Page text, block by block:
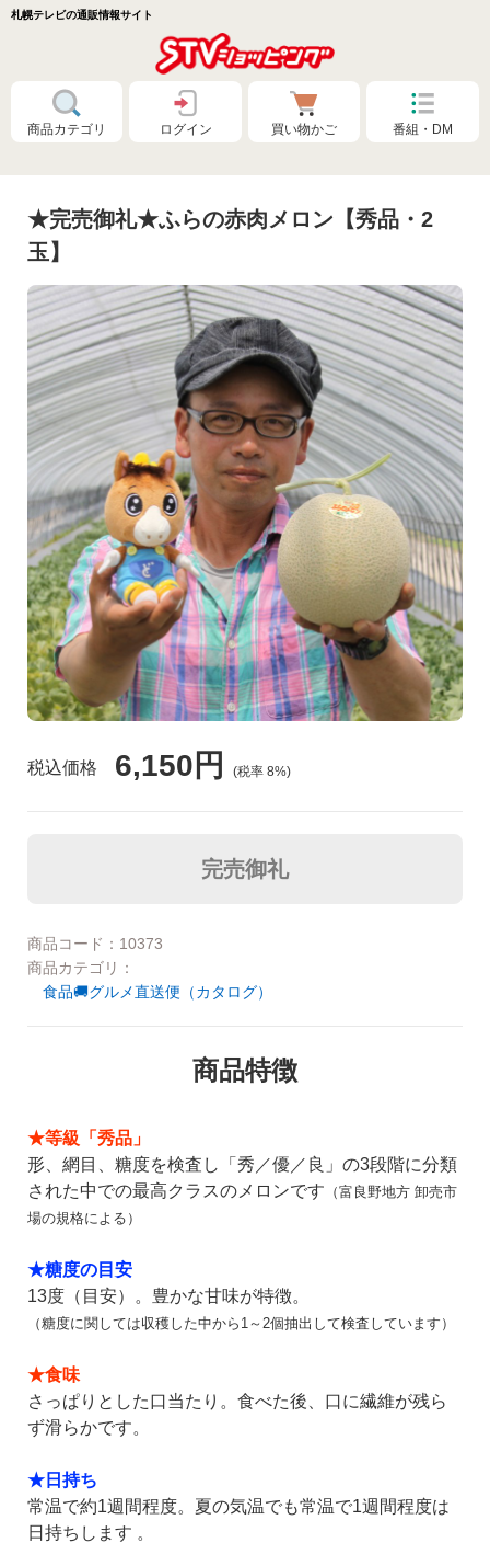
札幌テレビの通販情報サイト
商品カテゴリ
特別価格❗
食品🚚まとめ買いで送料無料（カタログ）
食品🚚グルメ直送便（カタログ）
河村通夫 考案❗（カタログ）
レジェンド松下コーナー
美容 健康
DVD 書籍
ご利用ガイド
お問い合わせ
個人情報の取り扱いについて
よくある質問
ログイン 買い物かご 番組・DM
トクセン❗どさんこ市場
よふかし🌙はやおき どさんこ市場
どさんこ市場（金曜日）
ラジオホームショップ
会社概要
ご利用ガイド
個人情報の取り扱いについて
特定商取引法に基づく表記
よくある質問
カスタマーハラスメントについて
★完売御礼★ふらの赤肉メロン【秀品・2
玉】
税込価格 6,150円 (税率 8%)
完売御礼
商品コード：10373
商品カテゴリ：
食品🚚グルメ直送便（カタログ）
商品特徴
★等級「秀品」
形、網目、糖度を検査し「秀／優／良」の3段階に分類
された中での最高クラスのメロンです （富良野地方 卸売市
場の規格による）
★糖度の目安
13度（目安）。豊かな甘味が特徴。
（糖度に関しては収穫した中から1～2個抽出して検査しています）
★食味
さっぱりとした口当たり。食べた後、口に繊維が残ら
ず滑らかです。
★日持ち
常温で約1週間程度。 夏の気温でも常温で1週間程度は
日持ちします 。